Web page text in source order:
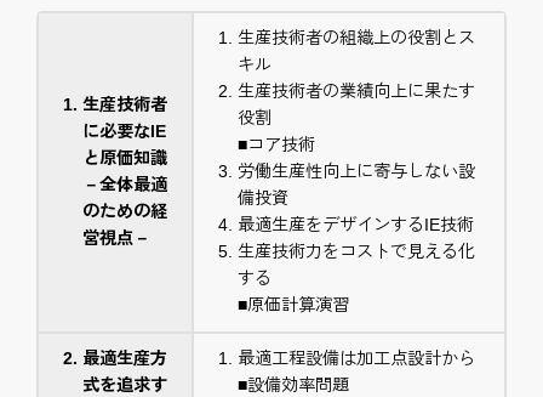
生産技術者
に必要なIE
と原価知識
－全体最適
のための経
営視点－
生産技術者の組織上の役割とス
キル
生産技術者の業績向上に果たす
役割
■コア技術
労働生産性向上に寄与しない設
備投資
最適生産をデザインするIE技術
生産技術力をコストで見える化
する
■原価計算演習
最適生産方
式を追求す
最適工程設備は加工点設計から
■設備効率問題